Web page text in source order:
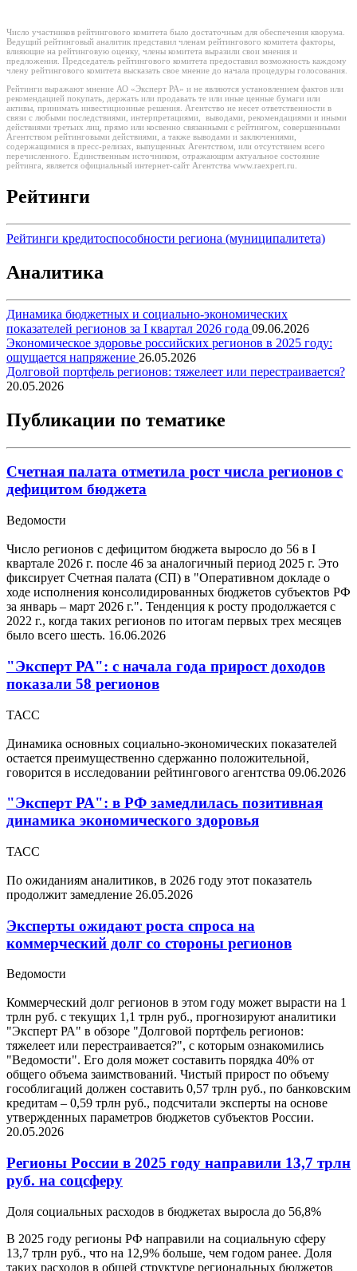
Число участников рейтингового комитета было достаточным для обеспечения кворума.
Ведущий рейтинговый аналитик представил членам рейтингового комитета факторы,
влияющие на рейтинговую оценку, члены комитета выразили свои мнения и
предложения. Председатель рейтингового комитета предоставил возможность каждому
члену рейтингового комитета высказать свое мнение до начала процедуры голосования.
Рейтинги выражают мнение АО «Эксперт РА» и не являются установлением фактов или
рекомендацией покупать, держать или продавать те или иные ценные бумаги или
активы, принимать инвестиционные решения. Агентство не несет ответственности в
связи с любыми последствиями, интерпретациями, выводами, рекомендациями и иными
действиями третьих лиц, прямо или косвенно связанными с рейтингом, совершенными
Агентством рейтинговыми действиями, а также выводами и заключениями,
содержащимися в пресс-релизах, выпущенных Агентством, или отсутствием всего
перечисленного. Единственным источником, отражающим актуальное состояние
рейтинга, является официальный интернет-сайт Агентства www.raexpert.ru.
Рейтинги
Рейтинги кредитоспособности региона (муниципалитета)
Аналитика
Динамика бюджетных и социально-экономических
показателей регионов за I квартал 2026 года 09.06.2026
Экономическое здоровье российских регионов в 2025 году:
ощущается напряжение 26.05.2026
Долговой портфель регионов: тяжелеет или перестраивается?
20.05.2026
Публикации по тематике
Счетная палата отметила рост числа регионов с
дефицитом бюджета
Ведомости
Число регионов с дефицитом бюджета выросло до 56 в I
квартале 2026 г. после 46 за аналогичный период 2025 г. Это
фиксирует Счетная палата (СП) в "Оперативном докладе о
ходе исполнения консолидированных бюджетов субъектов РФ
за январь – март 2026 г.". Тенденция к росту продолжается с
2022 г., когда таких регионов по итогам первых трех месяцев
было всего шесть. 16.06.2026
"Эксперт РА": с начала года прирост доходов
показали 58 регионов
ТАСС
Динамика основных социально-экономических показателей
остается преимущественно сдержанно положительной,
говорится в исследовании рейтингового агентства 09.06.2026
"Эксперт РА": в РФ замедлилась позитивная
динамика экономического здоровья
ТАСС
По ожиданиям аналитиков, в 2026 году этот показатель
продолжит замедление 26.05.2026
Эксперты ожидают роста спроса на
коммерческий долг со стороны регионов
Ведомости
Коммерческий долг регионов в этом году может вырасти на 1
трлн руб. с текущих 1,1 трлн руб., прогнозируют аналитики
"Эксперт РА" в обзоре "Долговой портфель регионов:
тяжелеет или перестраивается?", с которым ознакомились
"Ведомости". Его доля может составить порядка 40% от
общего объема заимствований. Чистый прирост по объему
гособлигаций должен составить 0,57 трлн руб., по банковским
кредитам – 0,59 трлн руб., подсчитали эксперты на основе
утвержденных параметров бюджетов субъектов России.
20.05.2026
Регионы России в 2025 году направили 13,7 трлн
руб. на соцсферу
Доля социальных расходов в бюджетах выросла до 56,8%
В 2025 году регионы РФ направили на социальную сферу
13,7 трлн руб., что на 12,9% больше, чем годом ранее. Доля
таких расходов в общей структуре региональных бюджетов